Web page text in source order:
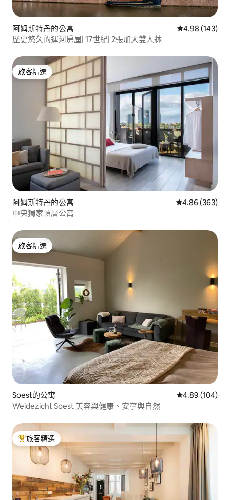
阿姆斯特丹的公寓 從 143 則評價
4.98 (143)
歷史悠久的運河房屋| 17世紀| 2張加大雙人牀
旅客精選
旅客精選
阿姆斯特丹的公寓 從 363 則評價
4.86 (363)
中央獨家頂層公寓
旅客精選
旅客精選
Soest的公寓 從 104 則評價
4.89 (104)
Weidezicht Soest 美容與健康、安寧與自然
旅客精選榜首
旅客精選